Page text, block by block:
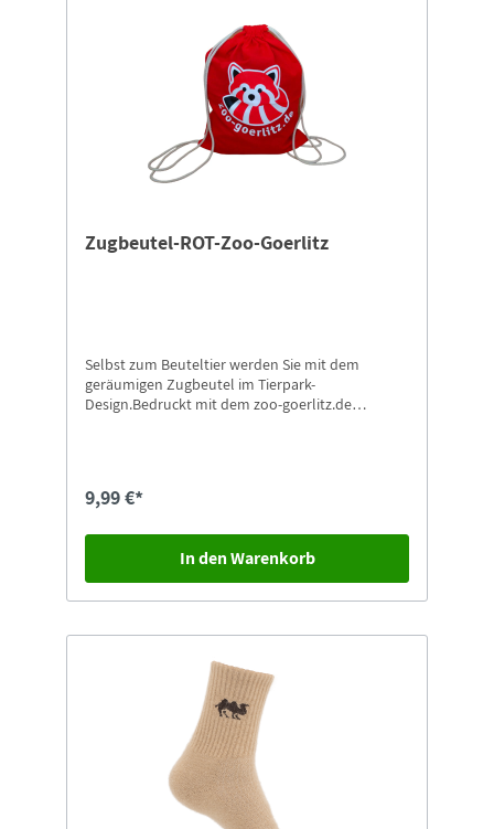
Zugbeutel-ROT-Zoo-Goerlitz
Selbst zum Beuteltier werden Sie mit dem
geräumigen Zugbeutel im Tierpark-
Design.Bedruckt mit dem zoo-goerlitz.de
9,99 €*
In den Warenkorb